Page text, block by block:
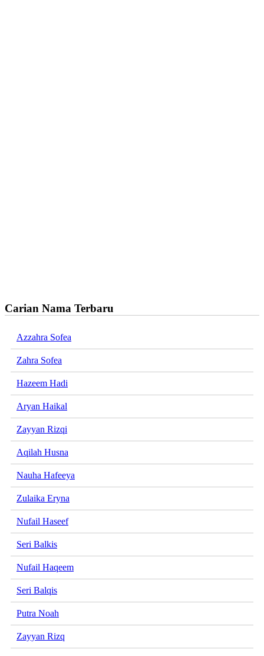
Carian Nama Terbaru
Azzahra Sofea
Zahra Sofea
Hazeem Hadi
Aryan Haikal
Zayyan Rizqi
Aqilah Husna
Nauha Hafeeya
Zulaika Eryna
Nufail Haseef
Seri Balkis
Nufail Haqeem
Seri Balqis
Putra Noah
Zayyan Rizq